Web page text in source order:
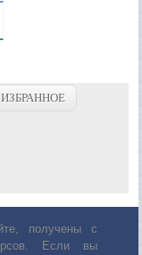
получены с
Если вы